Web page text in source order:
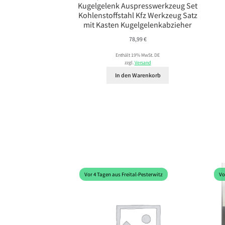
Kugelgelenk Auspresswerkzeug Set
Kohlenstoffstahl Kfz Werkzeug Satz
mit Kasten Kugelgelenkabzieher
78,99€
Enthält 19% MwSt. DE
zzgl.Versand
In den Warenkorb
Vor 4 Tagen aus Freital-Pesterwitz